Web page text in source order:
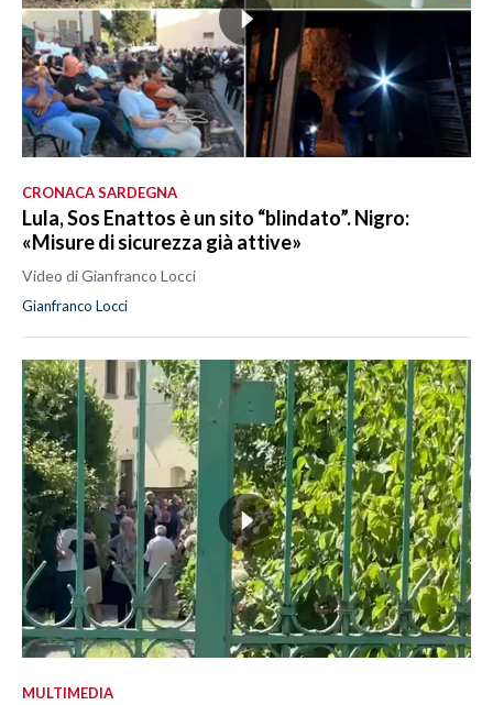
CRONACA SARDEGNA
Lula, Sos Enattos è un sito “blindato”. Nigro:
«Misure di sicurezza già attive»
Video di Gianfranco Locci
Gianfranco Locci
MULTIMEDIA